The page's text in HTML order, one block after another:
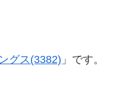
グス(3382) 」です。